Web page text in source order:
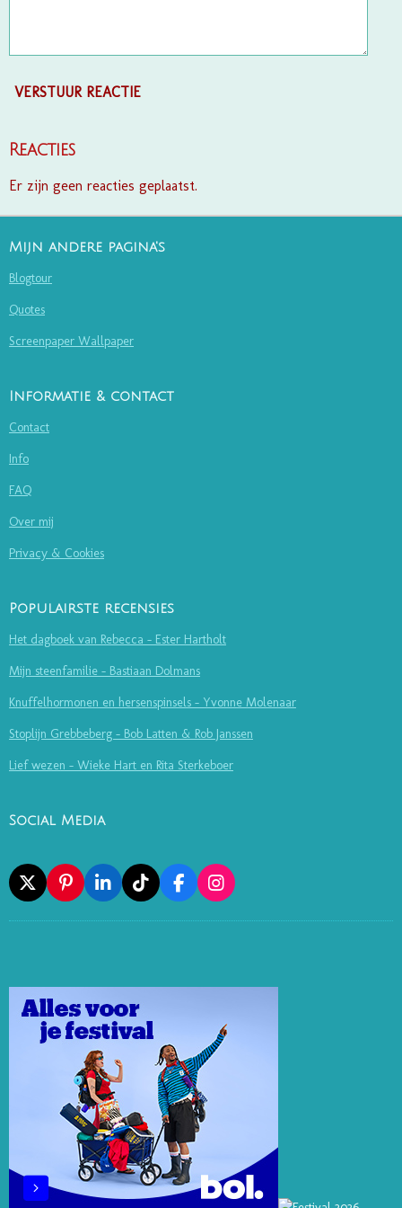
VERSTUUR REACTIE
Reacties
Er zijn geen reacties geplaatst.
Mijn andere pagina's
Blogtour
Quotes
Screenpaper Wallpaper
Informatie & contact
Contact
Info
FAQ
Over mij
Privacy & Cookies
Populairste recensies
Het dagboek van Rebecca - Ester Hartholt
Mijn steenfamilie - Bastiaan Dolmans
Knuffelhormonen en hersenspinsels - Yvonne Molenaar
Stoplijn Grebbeberg - Bob Latten & Rob Janssen
Lief wezen - Wieke Hart en Rita Sterkeboer
Social Media
X
P
I
N
E
S
T
L
I
N
I
N
T
I
K
F
A
C
O
I
N
S
R
M